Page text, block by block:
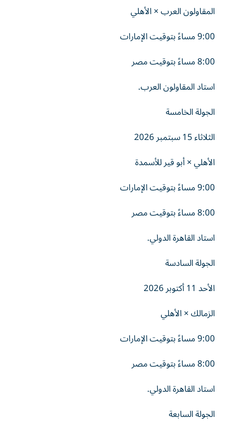
المقاولون العرب × الأهلي
9:00 مساءً بتوقيت الإمارات
8:00 مساءً بتوقيت مصر
استاد المقاولون العرب.
الجولة الخامسة
الثلاثاء 15 سبتمبر 2026
الأهلي × أبو قير للأسمدة
9:00 مساءً بتوقيت الإمارات
8:00 مساءً بتوقيت مصر
استاد القاهرة الدولي.
الجولة السادسة
الأحد 11 أكتوبر 2026
الزمالك × الأهلي
9:00 مساءً بتوقيت الإمارات
8:00 مساءً بتوقيت مصر
استاد القاهرة الدولي.
الجولة السابعة